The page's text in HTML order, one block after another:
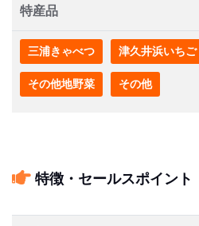
特産品
三浦きゃべつ 津久井浜いちご
その他地野菜 その他
特徴・セールスポイント